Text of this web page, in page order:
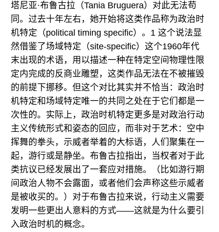
塔尼亚·布鲁古拉（Tania Bruguera）对此无法苟
同。过去十年左右，她开始将这类作品称为政治时
机特定（political timing specific）。1 这个说法显
然借鉴了场域特定（site-specific）这个1960年代
末出现的术语，用以描述一种在特定空间物理性限
定内完成的反商业雕塑，这类作品无法在不被摧毁
的前提下挪移。但这个对比其实并不恰当：政治时
机特定和场域特定唯一的共同之处在于它们都是一
次性的。实际上，政治时机特定更多是对政治行动
主义传统形式和姿态的回应，而非对于艺术：空中
挥舞的拳头，示威者举着的大标语，人们聚集在一
起，游行或是静坐。布鲁古拉指出，当权者对于此
类抗议已经发展出了一套应对措施。（比如游行期
间政治人物不会露面，或者他们会声称这些示威者
是被收买的。）对于布鲁古拉来说，行动主义需要
发明一些更出人意料的方式——这就是为什么要引
入政治时机的概念。